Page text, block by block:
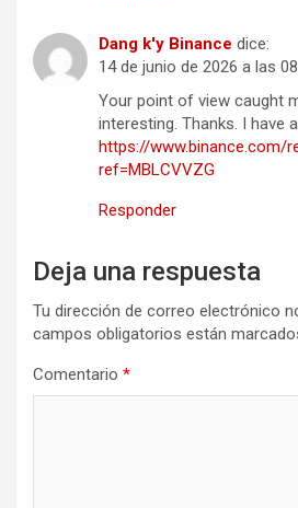
Dang k'y Binance dice:
14 de junio de 2026 a las
Your point of view caught
interesting. Thanks. I have
https://www.binance.com/
ref=MBLCVVZG
Responder
Deja una respuesta
Tu dirección de correo electrónico
campos obligatorios están
Comentario *